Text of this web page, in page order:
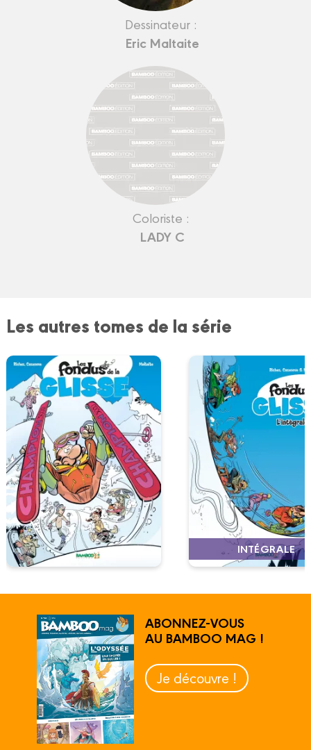
Dessinateur :
Eric Maltaite
Coloriste :
LADY C
Les autres tomes de la série
INTÉGRALE
ABONNEZ-VOUS
AU BAMBOO MAG !
Je découvre !